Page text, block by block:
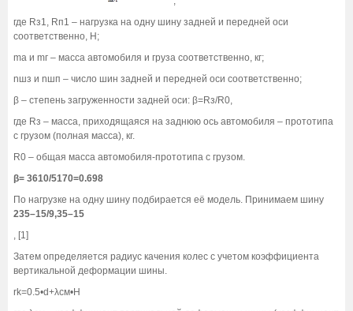
где Rз1, Rп1 – нагрузка на одну шину задней и передней оси
соответственно, Н;
mа и mг – масса автомобиля и груза соответственно, кг;
nшз и nшп – число шин задней и передней оси соответственно;
β – степень загруженности задней оси: β=Rз/R0,
где Rз – масса, приходящаяся на заднюю ось автомобиля – прототипа
с грузом (полная масса), кг.
R0 – общая масса автомобиля-прототипа с грузом.
β= 3610/5170=0.698
По нагрузке на одну шину подбирается её модель. Принимаем шину
235–15/9,35–15
, [1]
Затем определяется радиус качения колес с учетом коэффициента
вертикальной деформации шины.
rk=0.5•d+λсм•H